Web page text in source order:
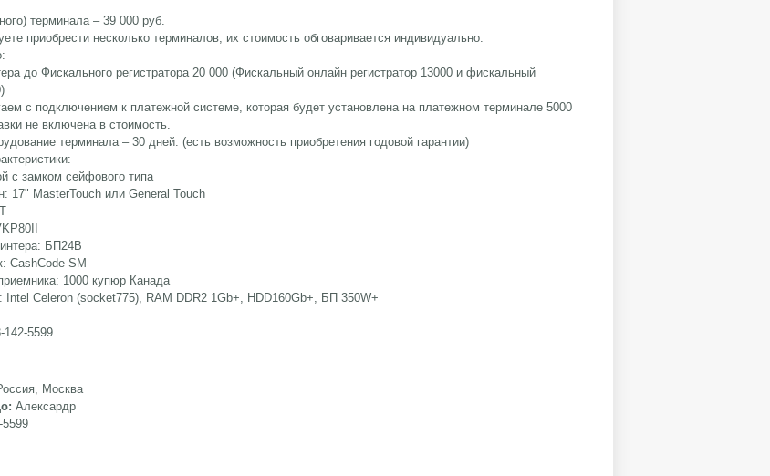
терминала – 39 000 руб.
приобрести несколько терминалов, их стоимость обговаривается индивидуально.
до Фискального регистратора 20 000 (Фискальный онлайн регистратор 13000 и фискальный
с подключением к платежной системе, которая будет установлена на платежном терминале 5000
не включена в стоимость.
терминала – 30 дней. (есть возможность приобретения годовой гарантии)
с замком сейфового типа
17" MasterTouch или General Touch
БП24В
CashCode SM
1000 купюр Канада
Intel Celeron (socket775), RAM DDR2 1Gb+, HDD160Gb+, БП 350W+
5599
Москва
Алексардр
5599